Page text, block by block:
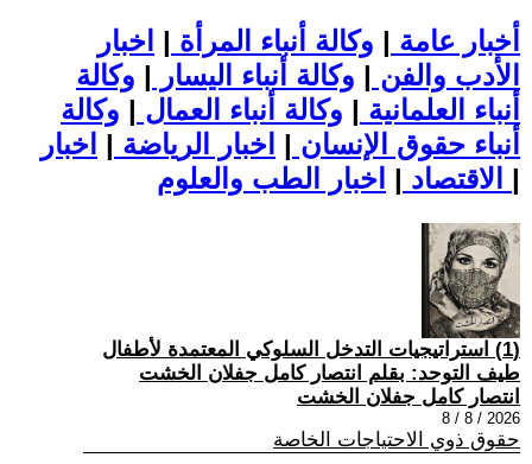
أخبار عامة | وكالة أنباء المرأة | اخبار
الأدب والفن | وكالة أنباء اليسار | وكالة
أنباء العلمانية | وكالة أنباء العمال | وكالة
أنباء حقوق الإنسان | اخبار الرياضة | اخبار
الاقتصاد | |
(1) استراتيجيات التدخل السلوكي المعتمدة لأطفال
طيف التوحد: بقلم انتصار كامل جفلان الخشت
انتصار كامل جفلان الخشت
2026 / 8 / 8
حقوق ذوي الاحتياجات الخاصة